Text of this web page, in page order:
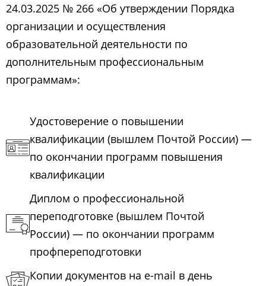
24.03.2025 № 266 «Об утверждении Порядка
организации и осуществления
образовательной деятельности по
дополнительным профессиональным
программам»:
Удостоверение о повышении
квалификации (вышлем Почтой России) —
по окончании программ повышения
квалификации
Диплом о профессиональной
переподготовке (вышлем Почтой
России) — по окончании программ
профпереподготовки
Копии документов на e-mail в день